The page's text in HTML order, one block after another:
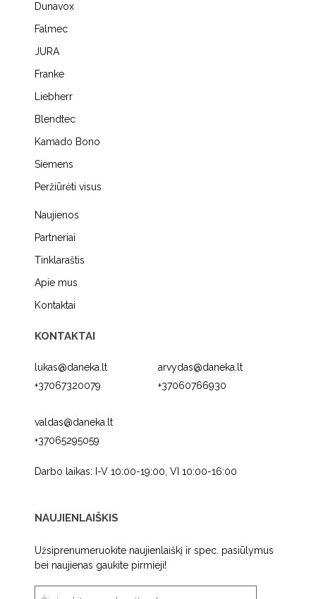
Dunavox
Falmec
JURA
Franke
Liebherr
Blendtec
Kamado Bono
Siemens
Peržiūrėti visus
Naujienos
Partneriai
Tinklaraštis
Apie mus
Kontaktai
KONTAKTAI
lukas@daneka.lt
+37067320079
arvydas@daneka.lt
+37060766930
valdas@daneka.lt
+37065295059
Darbo laikas: I-V 10:00-19:00, VI 10:00-16:00
NAUJIENLAIŠKIS
Užsiprenumeruokite naujienlaiškį ir spec. pasiūlymus
bei naujienas gaukite pirmieji!